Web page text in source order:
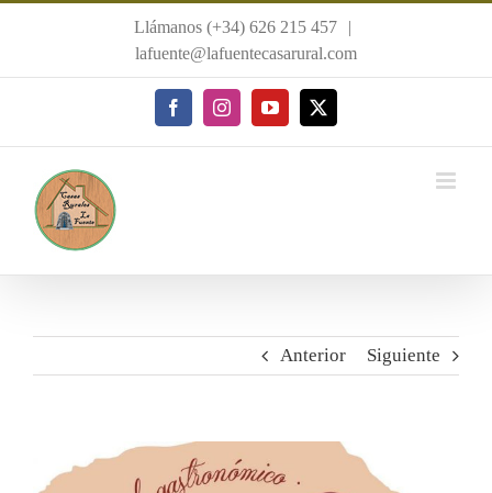
Llámanos (+34) 626 215 457
|
lafuente@lafuentecasarural.com
FacebookInstagramYouTube
X
Anterior Siguiente